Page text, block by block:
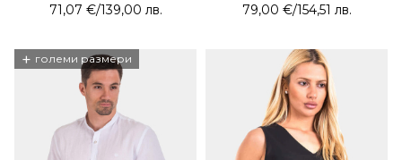
71,07 €/139,00 лв. 79,00 €/154,51 лв.
+ големи размери